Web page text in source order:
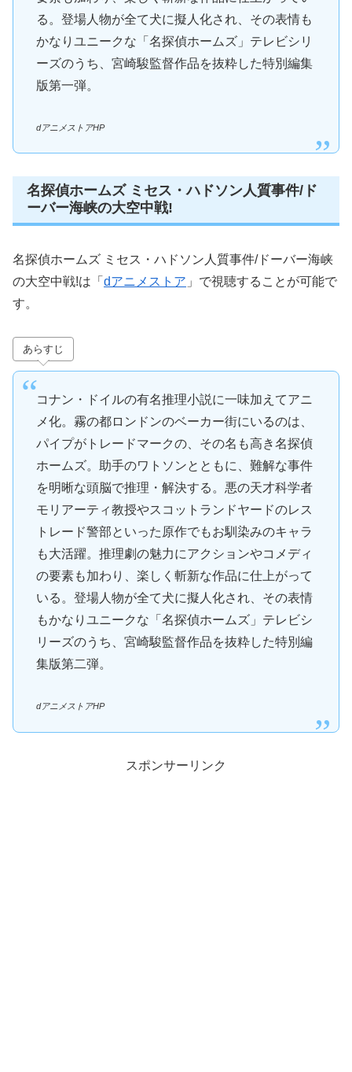
る。登場人物が全て犬に擬人化され、その表情も
かなりユニークな「名探偵ホームズ」テレビシリ
ーズのうち、宮崎駿監督作品を抜粋した特別編集
版第一弾。
dアニメストアHP
名探偵ホームズ ミセス・ハドソン人質事件/ド
ーバー海峡の大空中戦!
名探偵ホームズ ミセス・ハドソン人質事件/ドーバー海峡
の大空中戦!は「 dアニメストア 」で視聴することが可能で
す。
あらすじ
コナン・ドイルの有名推理小説に一味加えてアニ
メ化。霧の都ロンドンのベーカー街にいるのは、
パイプがトレードマークの、その名も高き名探偵
ホームズ。助手のワトソンとともに、難解な事件
を明晰な頭脳で推理・解決する。悪の天才科学者
モリアーティ教授やスコットランドヤードのレス
トレード警部といった原作でもお馴染みのキャラ
も大活躍。推理劇の魅力にアクションやコメディ
の要素も加わり、楽しく斬新な作品に仕上がって
いる。登場人物が全て犬に擬人化され、その表情
もかなりユニークな「名探偵ホームズ」テレビシ
リーズのうち、宮崎駿監督作品を抜粋した特別編
集版第二弾。
dアニメストアHP
スポンサーリンク